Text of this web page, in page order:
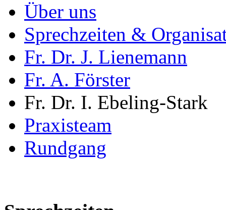
Über uns
Sprechzeiten &
Fr. Dr. J. Lienemann
Fr. A. Förster
Fr. Dr. I. Ebeling-Stark
Praxisteam
Rundgang